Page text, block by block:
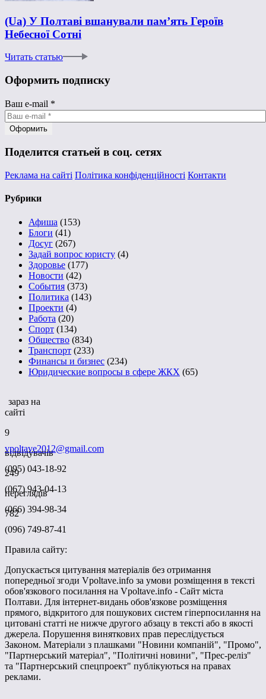
(Ua) У Полтаві вшанували пам’ять Героїв
Небесної Сотні
Читать статью
Оформить подписку
Ваш e-mail *
Поделится статьей в соц. сетях
Реклама на сайті Політика конфіденційності Контакти
Рубрики
Афиша (153)
Блоги (41)
Досуг (267)
Задай вопрос юристу (4)
Здоровье (177)
Новости (42)
События (373)
Политика (143)
Проекти (4)
Работа (20)
Спорт (134)
Общество (834)
Транспорт (233)
Финансы и бизнес (234)
Юридические вопросы в сфере ЖКХ (65)
зараз на
сайті
9
відвідувачів
249
переглядів
782
vpoltave2012@gmail.com
(095) 043-18-92
(067) 943-04-13
(066) 394-98-34
(096) 749-87-41
Правила сайту:
Допускається цитування матеріалів без отримання
попередньої згоди Vpoltave.info за умови розміщення в тексті
обов'язкового посилання на Vpoltave.info - Сайт міста
Полтави. Для інтернет-видань обов'язкове розміщення
прямого, відкритого для пошукових систем гіперпосилання на
цитовані статті не нижче другого абзацу в тексті або в якості
джерела. Порушення виняткових прав переслідується
Законом. Матеріали з плашками "Новини компаній", "Промо",
"Партнерський матеріал", "Політичні новини", "Прес-реліз"
та "Партнерський спецпроект" публікуються на правах
реклами.